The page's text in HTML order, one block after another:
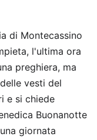
di Montecassino
l'ultima ora
preghiera, ma
vesti del
e si chiede
Buonanotte
giornata